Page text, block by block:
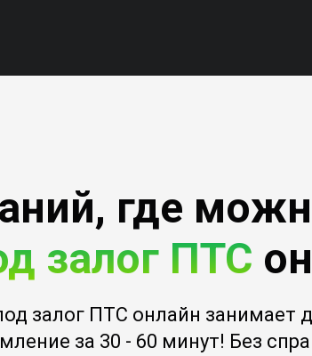
где
залог ПТС
залог ПТС онлайн занимает
за 30 - 60 минут! Без